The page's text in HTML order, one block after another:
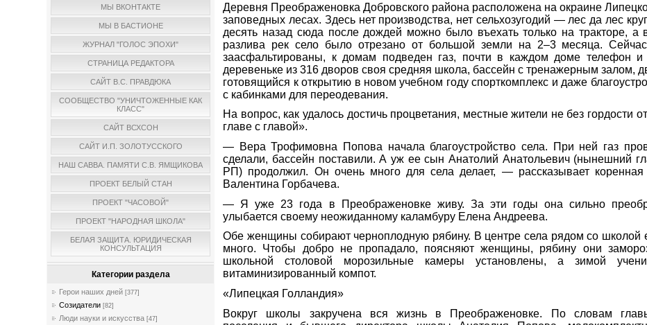
МЫ ВКОНТАКТЕ
МЫ В БАСТИОНЕ
ЖУРНАЛ "ГОЛОС ЭПОХИ"
СТРАНИЦА РЕДАКТОРА
САЙТ В.С. ПРАВДЮКА
СООБЩЕСТВО "УНИЧТОЖЕННЫЕ КАК
КЛАСС"
САЙТ ВСХСОН
САЙТ И.П. ЗОЛОТУССКОГО
НАШ САВВА. ПАМЯТИ С.В. ЯМЩИКОВА
ПРОЕКТ БЕЛЫЙ СТАН
ПРОЕКТ "ЧАСОВОЙ"
ПРОЕКТ "НАРОДНАЯ ШКОЛА"
БЕЛАЯ ЗАЩИТА. ЮРИДИЧЕСКАЯ
КОНСУЛЬТАЦИЯ
Категории раздела
Герои наших дней [377]
Созидатели [82]
Люди науки и искусства [47]
Деревня Преображеновка Добровского района расположена на окраине
заповедных лесах. Здесь нет производства, нет сельхозугодий — лес да лес
десять назад сюда после дождей можно было въехать только на тракторе, а
разлива рек село было отрезано от большой земли на 2–3 месяца.
заасфальтированы, к домам подведен газ, почти в каждом доме телефон и
деревеньке из 316 дворов своя средняя школа, бассейн с тренажерным залом,
готовящийся к открытию в новом учебном году спорткомплекс и даже
с кабинками для переодевания.
На вопрос, как удалось достичь процветания, местные жители не без гордости
главе с главой».
— Вера Трофимовна Попова начала благоустройство села. При ней газ
сделали, бассейн поставили. А уж ее сын Анатолий Анатольевич (нынешний
РП) продолжил. Он очень много для села делает, — рассказывает коренная
Валентина Горбачева.
— Я уже 23 года в Преображеновке живу. За эти годы она сильно
улыбается своему неожиданному каламбуру Елена Андреева.
Обе женщины собирают черноплодную рябину. В центре села рядом со школой
много. Чтобы добро не пропадало, поясняют женщины, рябину они
школьной столовой морозильные камеры установлены, а зимой
витаминизированный компот.
«Липецкая Голландия»
Вокруг школы закручена вся жизнь в Преображеновке. По словам